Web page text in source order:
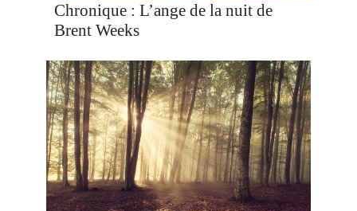
Chronique : L’ange de la nuit de
Brent Weeks